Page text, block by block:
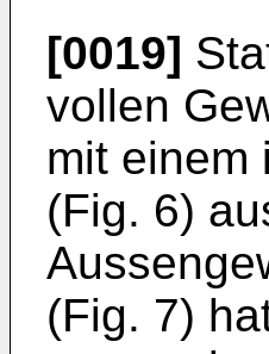
[0019]
vollen
mit einem
(Fig. 6)
(Fig. 7)